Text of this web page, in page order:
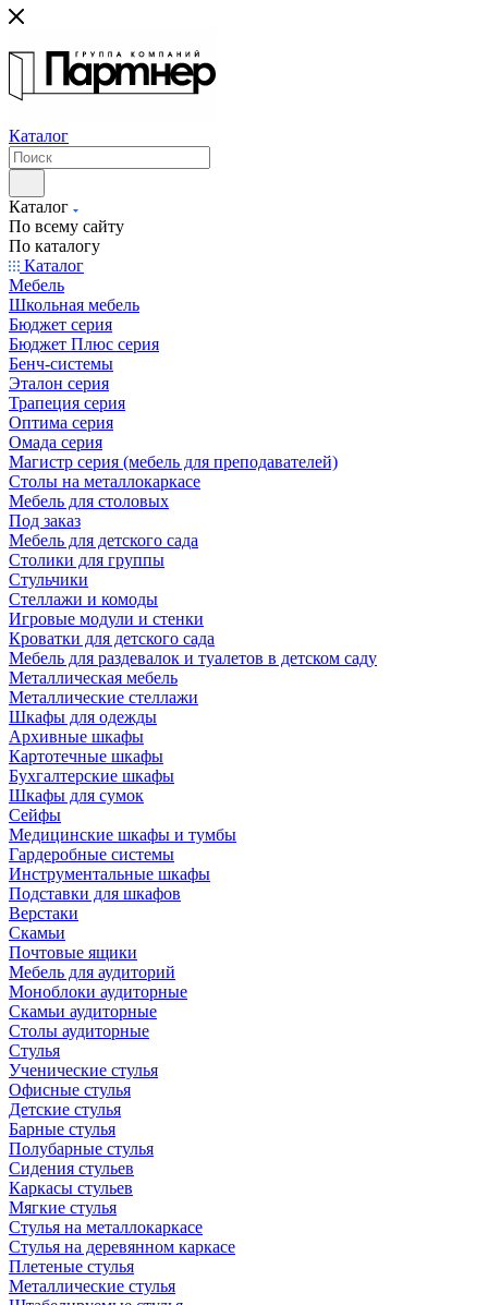
Каталог
Каталог
По всему сайту
По каталогу
Каталог
Мебель
Школьная мебель
Бюджет серия
Бюджет Плюс серия
Бенч-системы
Эталон серия
Трапеция серия
Оптима серия
Омада серия
Магистр серия (мебель для преподавателей)
Столы на металлокаркасе
Мебель для столовых
Под заказ
Мебель для детского сада
Столики для группы
Стульчики
Стеллажи и комоды
Игровые модули и стенки
Кроватки для детского сада
Мебель для раздевалок и туалетов в детском саду
Металлическая мебель
Металлические стеллажи
Шкафы для одежды
Архивные шкафы
Картотечные шкафы
Бухгалтерские шкафы
Шкафы для сумок
Сейфы
Медицинские шкафы и тумбы
Гардеробные системы
Инструментальные шкафы
Подставки для шкафов
Верстаки
Скамьи
Почтовые ящики
Мебель для аудиторий
Моноблоки аудиторные
Скамьи аудиторные
Столы аудиторные
Стулья
Ученические стулья
Офисные стулья
Детские стулья
Барные стулья
Полубарные стулья
Сидения стульев
Каркасы стульев
Мягкие стулья
Стулья на металлокаркасе
Стулья на деревянном каркасе
Плетеные стулья
Металлические стулья